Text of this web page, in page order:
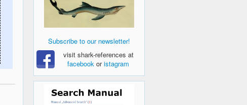
Subscribe to our newsletter!
visit shark-references at
facebook oristagram